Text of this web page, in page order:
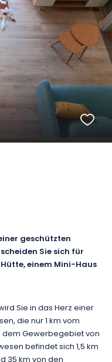
geschützten
Sie sich für
einem Mini-Haus
Sie in das Herz einer
die nur 1 km vom
dem Gewerbegebiet von
befindet sich 1,5 km